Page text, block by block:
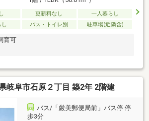
更新料なし
一人暮らし
バス・トイレ別 駐車場(近隣含)
育可
岐阜市石原２丁目 築2年 2階建
バス/「厳美郵便局前」バス停 停
歩3分